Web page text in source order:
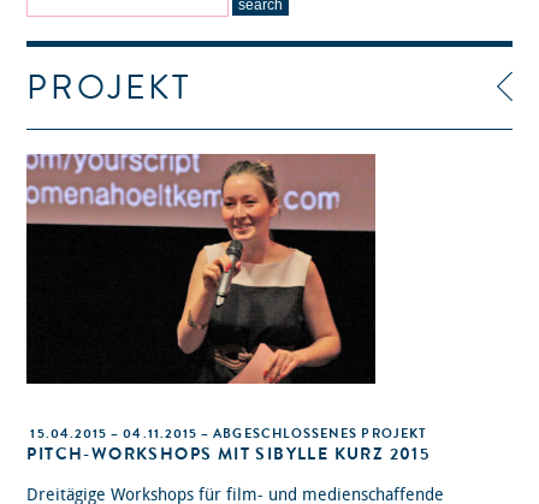
PROJEKT
15.04.2015 – 04.11.2015 – ABGESCHLOSSENES PROJEKT
PITCH-WORKSHOPS MIT SIBYLLE KURZ 2015
Dreitägige Workshops für film- und medienschaffende